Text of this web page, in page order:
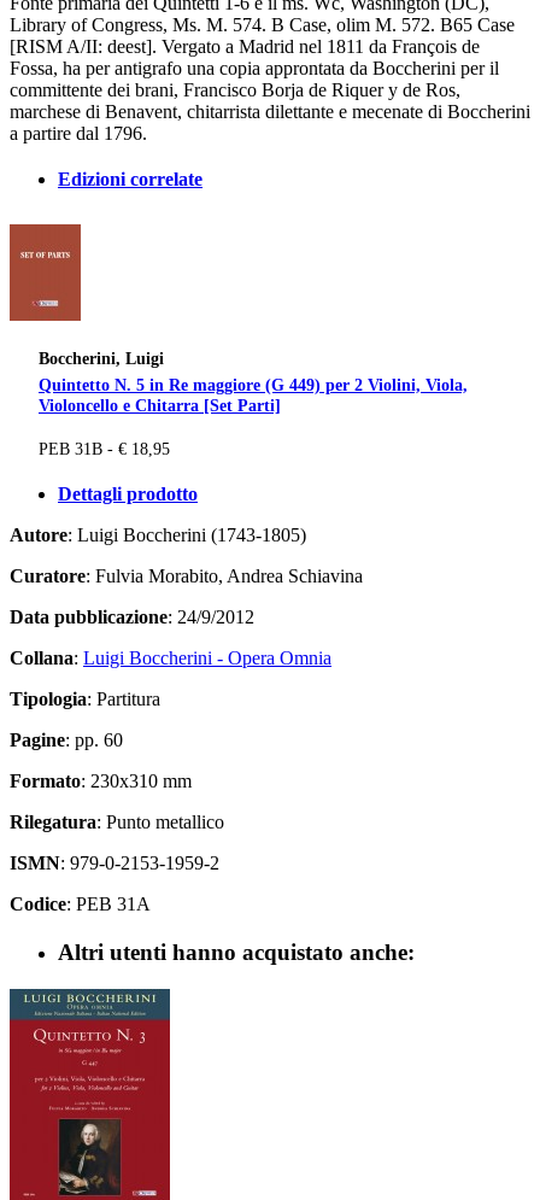
Library of Congress, Ms. M. 574. B Case, olim M. 572. B65 Case
[RISM A/II: deest]. Vergato a Madrid nel 1811 da François de
Fossa, ha per antigrafo una copia approntata da Boccherini per il
committente dei brani, Francisco Borja de Riquer y de Ros,
marchese di Benavent, chitarrista dilettante e mecenate di Boccherini
a partire dal 1796.
Edizioni correlate
Boccherini, Luigi
Quintetto N. 5 in Re maggiore (G 449) per 2 Violini, Viola,
Violoncello e Chitarra [Set Parti]
PEB 31B - € 18,95
Dettagli prodotto
Autore: Luigi Boccherini (1743-1805)
Curatore: Fulvia Morabito, Andrea Schiavina
Data pubblicazione: 24/9/2012
Collana: Luigi Boccherini - Opera Omnia
Tipologia: Partitura
Pagine: pp. 60
Formato: 230x310 mm
Rilegatura: Punto metallico
ISMN: 979-0-2153-1959-2
Codice: PEB 31A
Altri utenti hanno acquistato anche: